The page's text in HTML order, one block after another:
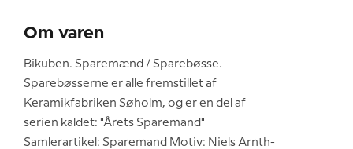
Om varen
Bikuben. Sparemænd / Sparebøsse.
Sparebøsserne er alle fremstillet af
Keramikfabriken Søholm, og er en del af
serien kaldet: "Årets Sparemand"
Samlerartikel: Sparemand Motiv: Niels Arnth-